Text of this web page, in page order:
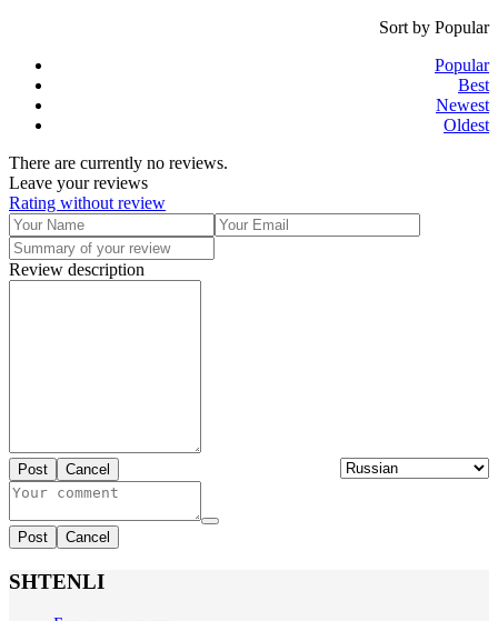
Sort by Popular
Popular
Best
Newest
Oldest
There are currently no reviews.
Leave your reviews
Rating without review
Review description
Post Cancel
Post Cancel
SHTENLI